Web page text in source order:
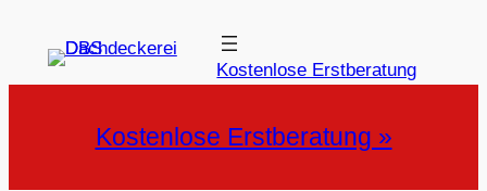
Inhalt
Kostenlose Erstberatung
Kostenlose Erstberatung »